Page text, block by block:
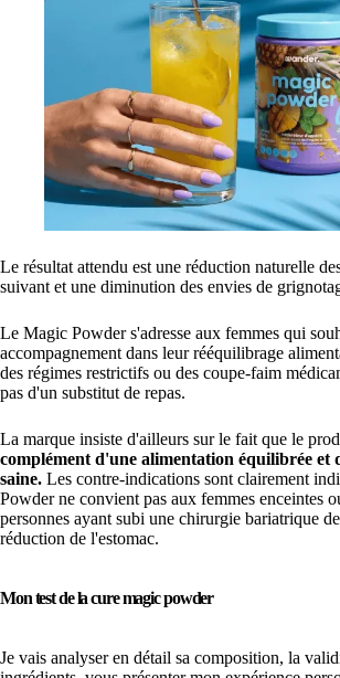
Le résultat attendu est une réduction naturelle
suivant et une diminution des envies de
Le Magic Powder s'adresse aux femmes qui
accompagnement dans leur rééquilibrage
des régimes restrictifs ou des coupe-faim
pas d'un substitut de repas.
La marque insiste d'ailleurs sur le fait que le
complément d'une alimentation équilibrée et
saine. Les contre-indications sont clairement
Powder ne convient pas aux femmes enceintes
personnes ayant subi une chirurgie bariatrique
réduction de l'estomac.
Mon test de la cure magic powder
Je vais analyser en détail sa composition, la